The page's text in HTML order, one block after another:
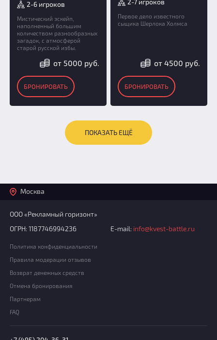
2-6 игроков
Мистический эскейп,
наполненный большим
количеством разнообразных
загадок, с атмосферой
старой русской избы.
от 5000 руб.
БРОНИРОВАТЬ
Первое дело известного
сыщика Шерлока Холмса
от 4500 руб.
БРОНИРОВАТЬ
ПОКАЗАТЬ ЕЩЁ
Москва
ООО «Рекламный горизонт»
ОГРН: 1187746994236
E-mail: info@kvest-battle.ru
Политика конфиденциальности
Правила модерации отзывов
Возврат денежных средств
Отмена бронирования
Партнерам
FAQ